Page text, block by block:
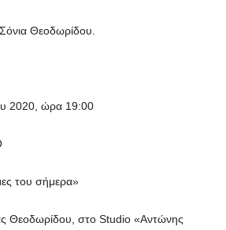
Σόνια Θεοδωρίδου.
2020, ώρα 19:00
του σήμερα»
Θεοδωρίδου, στο Studio «Αντώνης